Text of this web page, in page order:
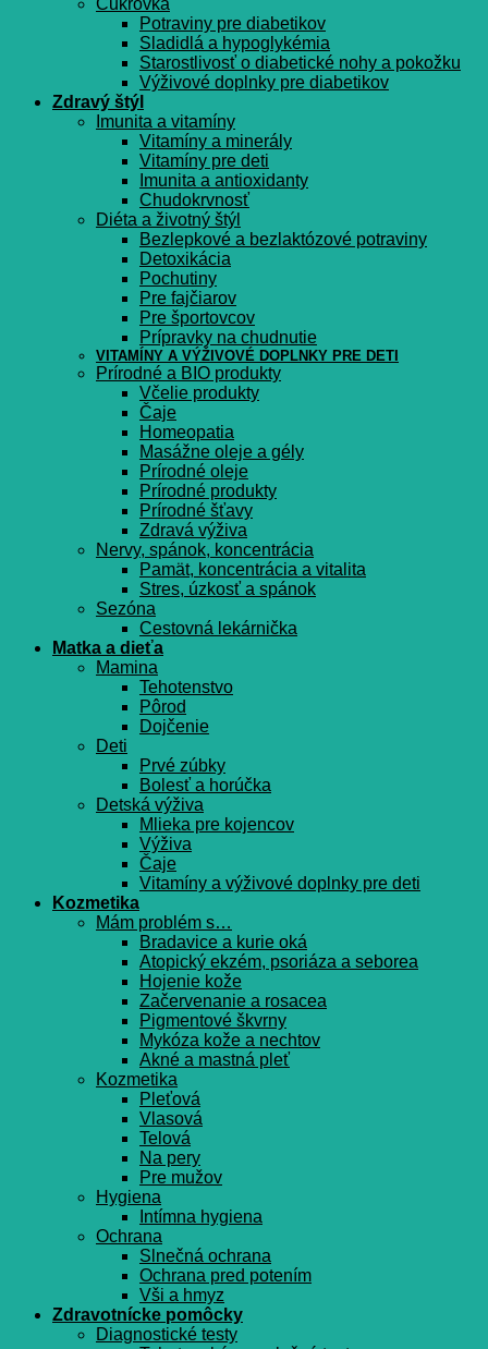
Cukrovka
Potraviny pre diabetikov
Sladidlá a hypoglykémia
Starostlivosť o diabetické nohy a pokožku
Výživové doplnky pre diabetikov
Zdravý štýl
Imunita a vitamíny
Vitamíny a minerály
Vitamíny pre deti
Imunita a antioxidanty
Chudokrvnosť
Diéta a životný štýl
Bezlepkové a bezlaktózové potraviny
Detoxikácia
Pochutiny
Pre fajčiarov
Pre športovcov
Prípravky na chudnutie
VITAMÍNY A VÝŽIVOVÉ DOPLNKY PRE DETI
Prírodné a BIO produkty
Včelie produkty
Čaje
Homeopatia
Masážne oleje a gély
Prírodné oleje
Prírodné produkty
Prírodné šťavy
Zdravá výživa
Nervy, spánok, koncentrácia
Pamät, koncentrácia a vitalita
Stres, úzkosť a spánok
Sezóna
Cestovná lekárnička
Matka a dieťa
Mamina
Tehotenstvo
Pôrod
Dojčenie
Deti
Prvé zúbky
Bolesť a horúčka
Detská výživa
Mlieka pre kojencov
Výživa
Čaje
Vitamíny a výživové doplnky pre deti
Kozmetika
Mám problém s…
Bradavice a kurie oká
Atopický ekzém, psoriáza a seborea
Hojenie kože
Začervenanie a rosacea
Pigmentové škvrny
Mykóza kože a nechtov
Akné a mastná pleť
Kozmetika
Pleťová
Vlasová
Telová
Na pery
Pre mužov
Hygiena
Intímna hygiena
Ochrana
Slnečná ochrana
Ochrana pred potením
Vši a hmyz
Zdravotnícke pomôcky
Diagnostické testy